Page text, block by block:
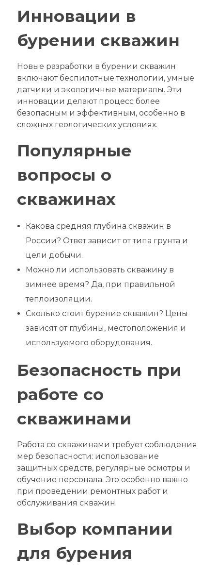
Инновации в
бурении скважин
Новые разработки в бурении скважин
включают беспилотные технологии, умные
датчики и экологичные материалы. Эти
инновации делают процесс более
безопасным и эффективным, особенно в
сложных геологических условиях.
Популярные
вопросы о
скважинах
Какова средняя глубина скважин в
России? Ответ зависит от типа грунта и
цели добычи.
Можно ли использовать скважину в
зимнее время? Да, при правильной
теплоизоляции.
Сколько стоит бурение скважин? Цены
зависят от глубины, местоположения и
используемого оборудования.
Безопасность при
работе со
скважинами
Работа со скважинами требует соблюдения
мер безопасности: использование
защитных средств, регулярные осмотры и
обучение персонала. Это особенно важно
при проведении ремонтных работ и
обслуживания скважин.
Выбор компании
для бурения